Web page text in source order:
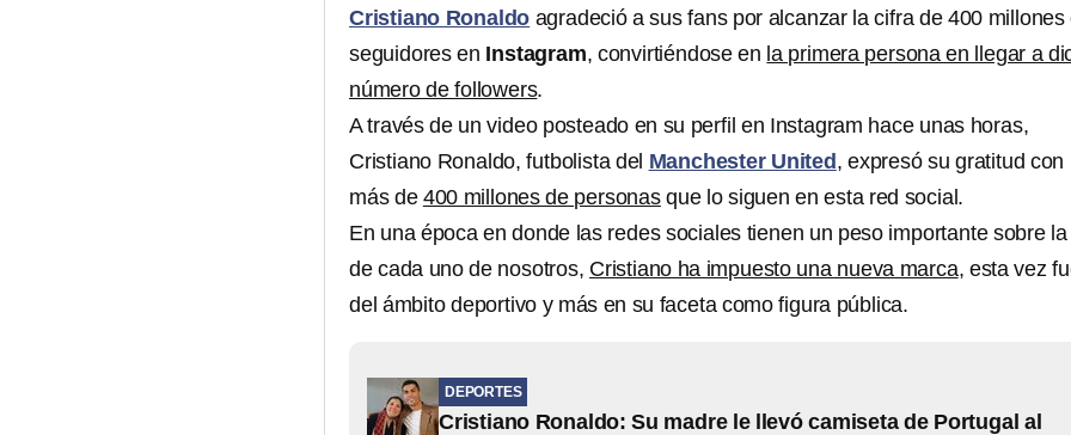
Cristiano Ronaldo agradeció a sus fans por alcanzar la cifra de 400 millones
seguidores en Instagram, convirtiéndose en la primera persona en llegar a
número de followers.
A través de un video posteado en su perfil en Instagram hace unas horas,
Cristiano Ronaldo, futbolista del Manchester United , expresó su gratitud con
más de 400 millones de personasque lo siguen en esta red social.
En una época en donde las redes sociales tienen un peso importante sobre
de cada uno de nosotros, Cristiano ha impuesto una nueva marca, esta vez
del ámbito deportivo y más en su faceta como figura pública.
DEPORTES
Cristiano Ronaldo: Su madre le llevó camiseta de Portugal al